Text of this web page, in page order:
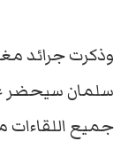
وذكرت جرائد
سلمان سيحضر
جميع اللقاءات